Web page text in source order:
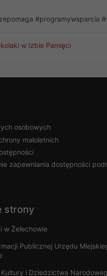
#programywsparcia
w Izbie Pamięci
osobowych
małoletnich
zapewniania dostępności
strony
w Żelechowie
Publicznej Urzędu
i Dziedzictwa